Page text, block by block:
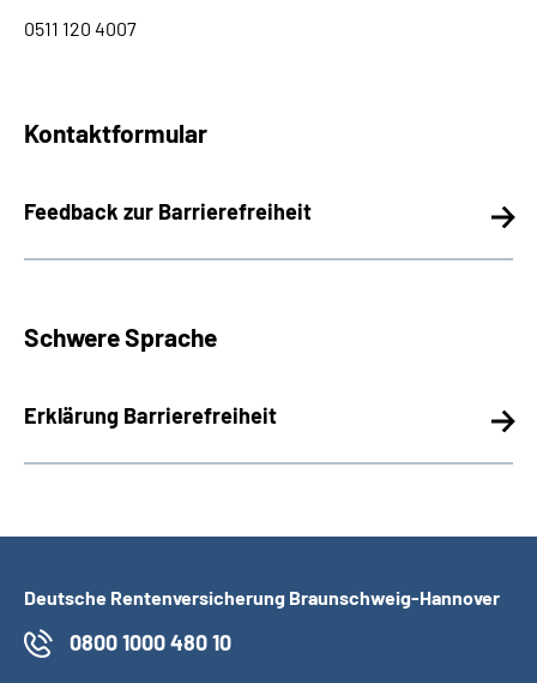
0511 120 4007
Kontaktformular
Feedback zur Barrierefreiheit
Schwere Sprache
Erklärung Barrierefreiheit
Deutsche Rentenversicherung Braunschweig-Hannover
0800 1000 480 10